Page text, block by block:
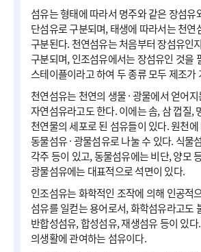
섬유는 형태에 따라서 명주와 같은 장섬유
단섬유로 구분되며, 태생에 따라서는 천연
구분된다. 천연섬유는 처음부터 장섬유인
구분되며, 인조섬유에서는 장섬유인 것을
스테이플이라고 하여 두 종류 모두 제조가
천연섬유는 천연의 생물 · 광물에서 얻어
자연섬유라고도 한다. 이에는 솜, 삼 껍질,
천연물의 세포로 된 섬유들이 있다. 원천에
동물섬유 · 광물섬유로 나눌 수 있다. 식물
각주 등이 있고, 동물섬유에는 비단, 양모
광물섬유에는 대표적으로 석면이 있다.
인조섬유는 화학적인 조작에 의해 인공적
섬유를 일컫는 용어로서, 화학섬유라고도
반합성섬유, 합성섬유, 재생섬유 등이 있
의생활에 관여하는 섬유이다.